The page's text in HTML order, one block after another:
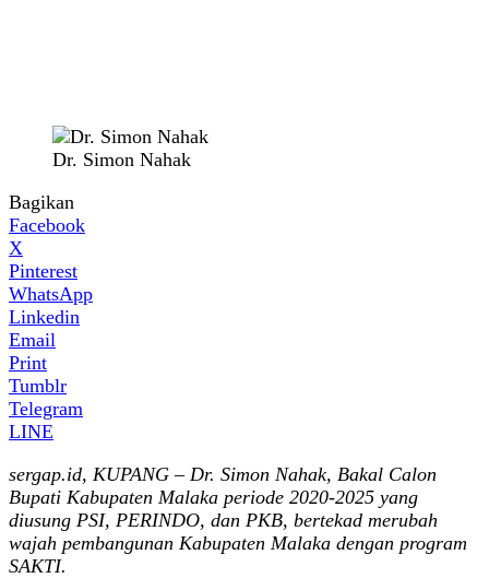
Dr. Simon Nahak
Bagikan
Facebook
X
Pinterest
WhatsApp
Linkedin
Email
Print
Tumblr
Telegram
LINE
sergap.id, KUPANG – Dr. Simon Nahak, Bakal Calon
Bupati Kabupaten Malaka periode 2020-2025 yang
diusung PSI, PERINDO, dan PKB, bertekad merubah
wajah pembangunan Kabupaten Malaka dengan program
SAKTI.